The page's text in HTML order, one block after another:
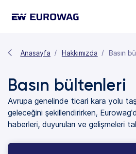
Anasayfa Hakkımızda Basın
Basın bültenleri
Avrupa genelinde ticari kara yolu
geleceğini şekillendirirken,
haberleri, duyuruları ve gelişmeleri